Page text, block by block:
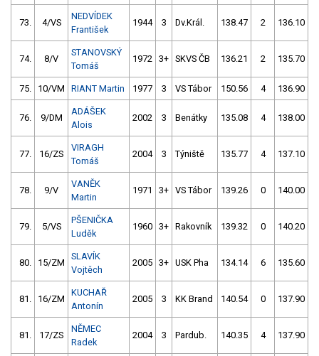
73. 4/VS
NEDVÍDEK
František
1944 3 Dv.Král. 138.47 2 136.10
74. 8/V
STANOVSKÝ
Tomáš
1972 3+ SKVS ČB 136.21 2 135.70
75. 10/VM RIANT Martin 1977 3 VS Tábor 150.56 4 136.90
76. 9/DM
ADÁŠEK
Alois
2002 3 Benátky 135.08 4 138.00
77. 16/ZS
VIRAGH
Tomáš
2004 3 Týniště 135.77 4 137.10
78. 9/V
VANĚK
Martin
1971 3+ VS Tábor 139.26 0 140.00
79. 5/VS
PŠENIČKA
Luděk
1960 3+ Rakovník 139.32 0 140.20
80. 15/ZM
SLAVÍK
Vojtěch
2005 3+ USK Pha 134.14 6 135.60
81. 16/ZM
KUCHAŘ
Antonín
2005 3 KK Brand 140.54 0 137.90
81. 17/ZS
NĚMEC
Radek
2004 3 Pardub. 140.35 4 137.90